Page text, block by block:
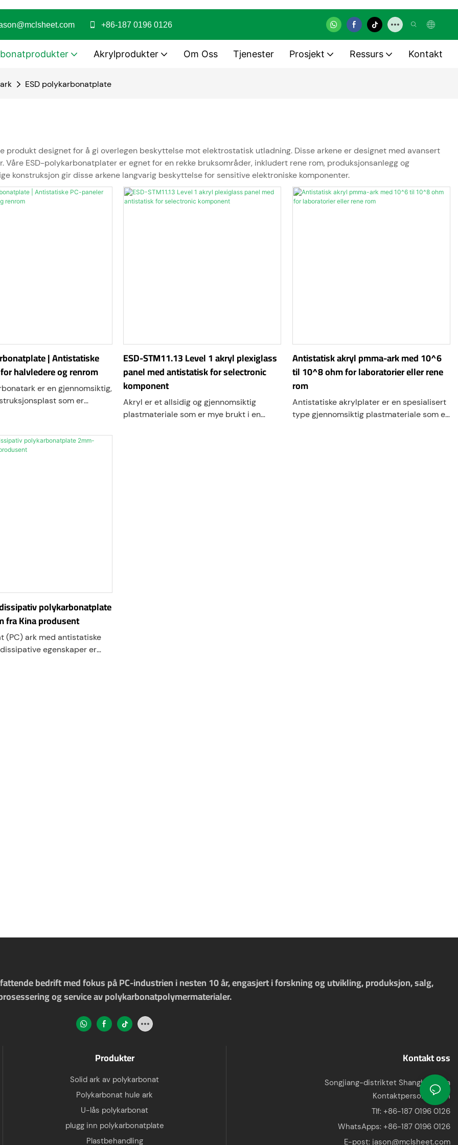
+86-187 0196 0126
Akrylprodukter Om Oss Tjenester Prosjekt Ressurs Kontakt
ESD polykarbonatplate
designet for å gi overlegen beskyttelse mot elektrostatisk utladning. Disse arkene er designet med avansert
ESD-polykarbonatplater er egnet for en rekke bruksområder, inkludert rene rom, produksjonsanlegg og
konstruksjon gir disse arkene langvarig beskyttelse for sensitive elektroniske komponenter.
| Antistatiske
halvledere og renrom
er en gjennomsiktig,
som er
Med en stabil
på 10⁶–10⁹ Ω/kvadrat
ESD-STM11.13 Level 1 akryl plexiglass
panel med antistatisk for selectronic
komponent
Akryl er et allsidig og gjennomsiktig
plastmateriale som er mye brukt i en
Antistatisk akryl pmma-ark med 10^6
til 10^8 ohm for laboratorier eller rene
rom
Antistatiske akrylplater er en spesialisert
type gjennomsiktig plastmateriale som er
polykarbonatplate
fra Kina produsent
(PC) ark med antistatiske
egenskaper er
bedrift med fokus på PC-industrien i nesten 10 år, engasjert i forskning og utvikling, produksjon, salg,
og service av polykarbonatpolymermaterialer.
Produkter
Solid ark av polykarbonat
Polykarbonat hule ark
U-lås polykarbonat
plugg inn polykarbonatplate
Plastbehandling
Kontakt oss
Songjiang-distriktet Shanghai, Kina
Kontaktperson: Jason
Tlf: +86-187 0196 0126
WhatsApps: +86-187 0196 0126
E-post: jason@mclsheet.com